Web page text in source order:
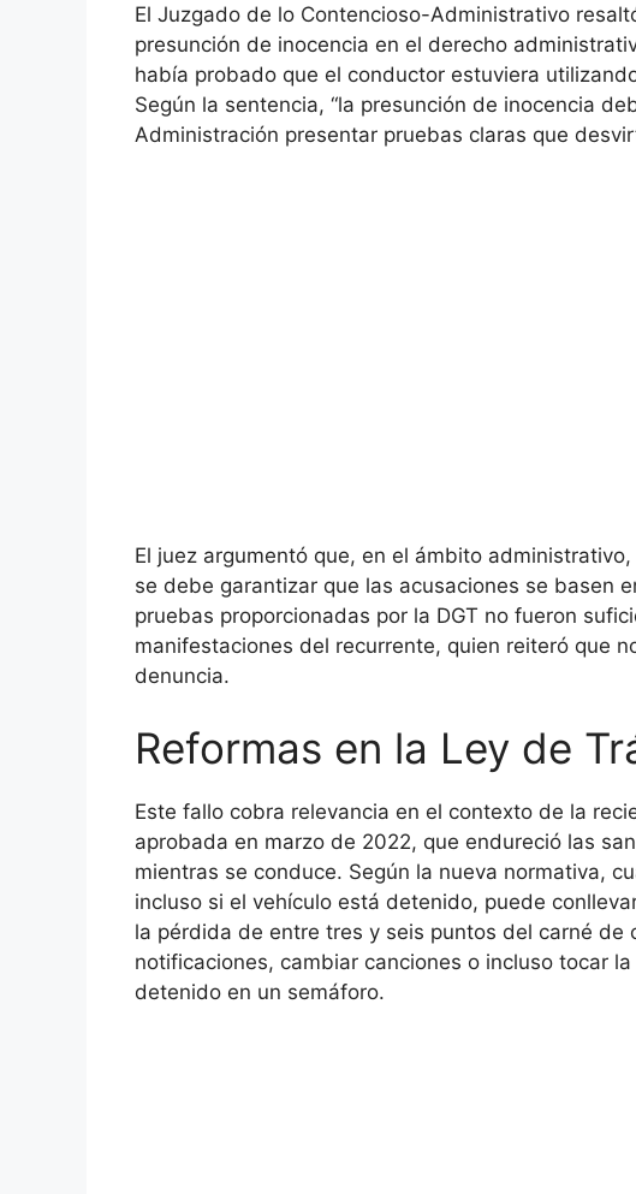
El Juzgado de lo Contencioso-Administrativo
presunción de inocencia en el derecho
había probado que el conductor estuviera
Según la sentencia, “la presunción de inocencia
Administración presentar pruebas claras que
El juez argumentó que, en el ámbito
se debe garantizar que las acusaciones se basen
pruebas proporcionadas por la DGT no fueron
manifestaciones del recurrente, quien reiteró que
denuncia.
Reformas en la Ley de
Este fallo cobra relevancia en el contexto de la
aprobada en marzo de 2022, que endureció las
mientras se conduce. Según la nueva normativa,
incluso si el vehículo está detenido, puede
la pérdida de entre tres y seis puntos del carné de
notificaciones, cambiar canciones o incluso tocar
detenido en un semáforo.